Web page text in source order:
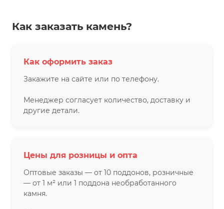
Как заказать камень?
Как оформить заказ
Закажите на сайте или по телефону.
Менеджер согласует количество, доставку и
другие детали.
Цены для розницы и опта
Оптовые заказы — от 10 поддонов, розничные
— от 1 м² или 1 поддона необработанного
камня.